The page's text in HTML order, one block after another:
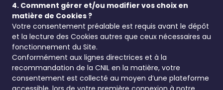
4. Comment gérer et/ou modifier vos choix en
matière de Cookies ?
Votre consentement préalable est requis avant le dépôt
et la lecture des Cookies autres que ceux nécessaires au
fonctionnement du Site.
Conformément aux lignes directrices et à la
recommandation de la CNIL en la matière, votre
consentement est collecté au moyen d’une plateforme